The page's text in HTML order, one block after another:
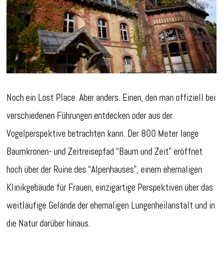
Noch ein Lost Place. Aber anders. Einen, den man offiziell bei
verschiedenen Führungen entdecken oder aus der
Vogelperspektive betrachten kann. Der 800 Meter lange
Baumkronen- und Zeitreisepfad “Baum und Zeit” eröffnet
hoch über der Ruine des “Alpenhauses”, einem ehemaligen
Klinikgebäude für Frauen, einzigartige Perspektiven über das
weitläufige Gelände der ehemaligen Lungenheilanstalt und in
die Natur darüber hinaus.